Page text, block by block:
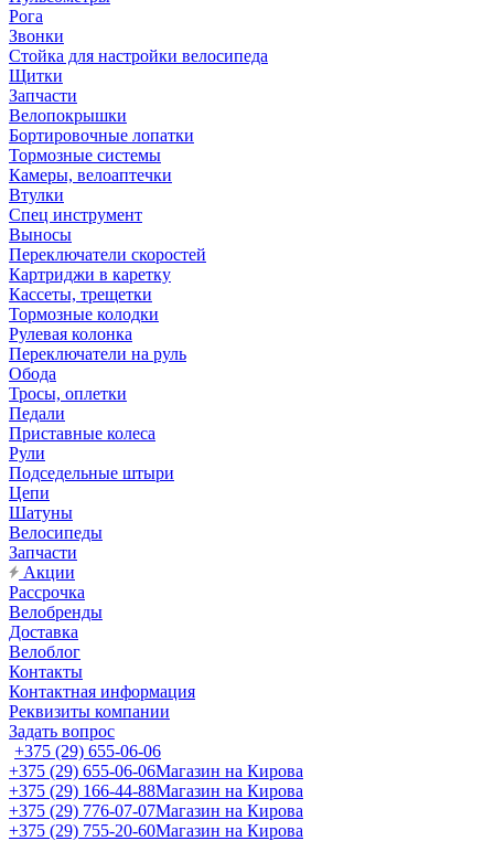
Рога
Звонки
Стойка для настройки велосипеда
Щитки
Запчасти
Велопокрышки
Бортировочные лопатки
Тормозные системы
Камеры, велоаптечки
Втулки
Спец инструмент
Выносы
Переключатели скоростей
Картриджи в каретку
Кассеты, трещетки
Тормозные колодки
Рулевая колонка
Переключатели на руль
Обода
Тросы, оплетки
Педали
Приставные колеса
Рули
Подседельные штыри
Цепи
Шатуны
Велосипеды
Запчасти
Акции
Рассрочка
Велобренды
Доставка
Велоблог
Контакты
Контактная информация
Реквизиты компании
Задать вопрос
+375 (29) 655-06-06
+375 (29) 655-06-06Магазин на Кирова
+375 (29) 166-44-88Магазин на Кирова
+375 (29) 776-07-07Магазин на Кирова
+375 (29) 755-20-60Магазин на Кирова